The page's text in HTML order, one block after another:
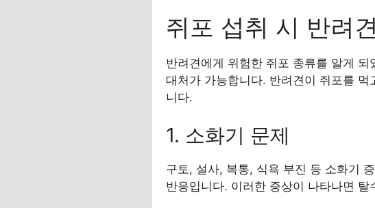
쥐포 섭취 시 반려
반려견에게 위험한 쥐포 종류를 알게
대처가 가능합니다. 반려견이 쥐포를
니다.
1. 소화기 문제
구토, 설사, 복통, 식욕 부진 등 소화기
반응입니다. 이러한 증상이 나타나면